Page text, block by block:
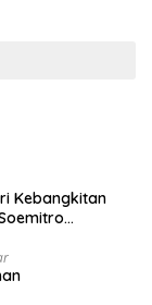
Kebangkitan
Nasional
Nasional dan